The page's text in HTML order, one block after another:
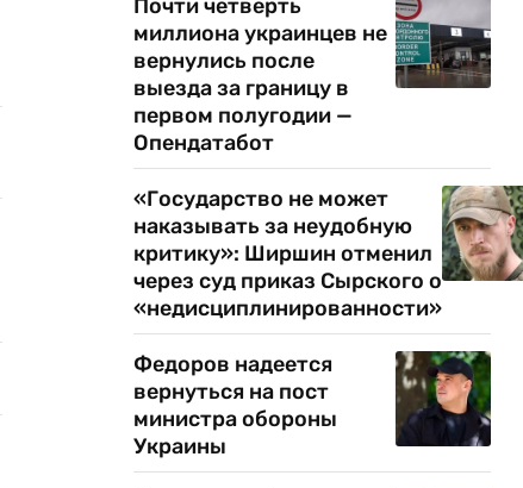
Почти четверть
миллиона украинцев не
вернулись после
выезда за границу в
первом полугодии —
Опендатабот
«Государство не может
наказывать за неудобную
критику»: Ширшин отменил
через суд приказ Сырского о
«недисциплинированности»
Федоров надеется
вернуться на пост
министра обороны
Украины